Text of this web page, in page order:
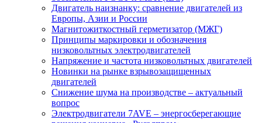
Двигатель наизнанку: сравнение двигателей из
Европы, Азии и России
Магнитожиткостный герметизатор (МЖГ)
Принципы маркировки и обозначения
низковольтных электродвигателей
Напряжение и частота низковольтных двигателей
Новинки на рынке взрывозащищенных
двигателей
Снижение шума на производстве – актуальный
вопрос
Электродвигатели 7AVE – энергосберегающие